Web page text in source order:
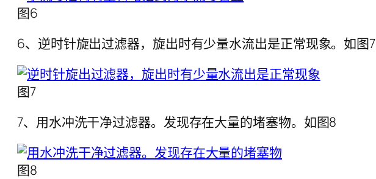
图6
6、逆时针旋出过滤器，旋出时有少量水流出是正常现象。如图7
图7
7、用水冲洗干净过滤器。发现存在大量的堵塞物。如图8
图8